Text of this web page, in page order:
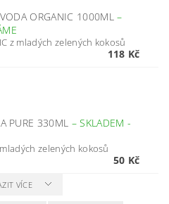
ORGANIC 1000ML–
z mladých zelených kokosů
118 Kč
PURE 330ML –SKLADEM -
zelených kokosů
50 Kč
VÍCE